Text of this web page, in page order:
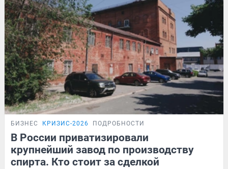
БИЗНЕС КРИЗИС-2026 ПОДРОБНОСТИ
В России приватизировали
крупнейший завод по производству
спирта. Кто стоит за сделкой